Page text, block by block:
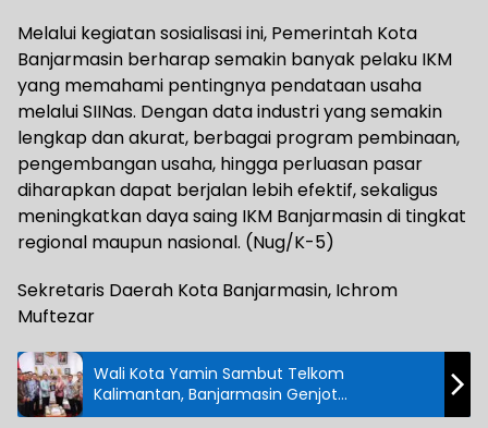
Melalui kegiatan sosialisasi ini, Pemerintah Kota
Banjarmasin berharap semakin banyak pelaku IKM
yang memahami pentingnya pendataan usaha
melalui SIINas. Dengan data industri yang semakin
lengkap dan akurat, berbagai program pembinaan,
pengembangan usaha, hingga perluasan pasar
diharapkan dapat berjalan lebih efektif, sekaligus
meningkatkan daya saing IKM Banjarmasin di tingkat
regional maupun nasional. (Nug/K-5)
Sekretaris Daerah Kota Banjarmasin, Ichrom
Muftezar
Wali Kota Yamin Sambut Telkom
Kalimantan, Banjarmasin Genjot
Transformasi Digital Layanan Publik